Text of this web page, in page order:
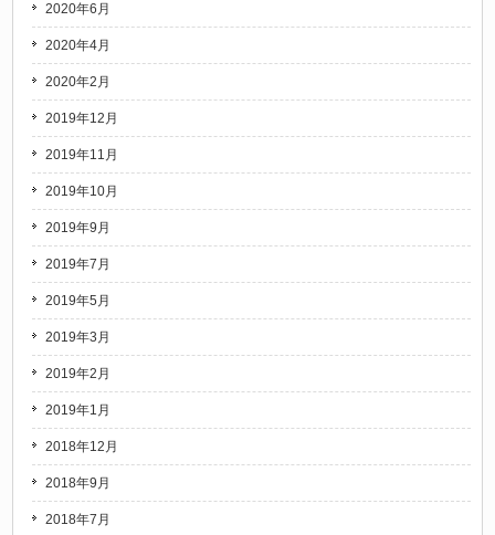
2020年6月
2020年4月
2020年2月
2019年12月
2019年11月
2019年10月
2019年9月
2019年7月
2019年5月
2019年3月
2019年2月
2019年1月
2018年12月
2018年9月
2018年7月